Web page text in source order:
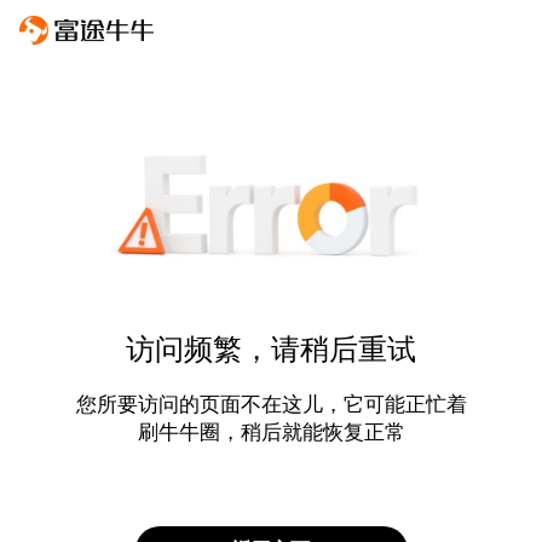
访问频繁，请稍后重试
您所要访问的页面不在这儿，它可能正忙着
刷牛牛圈，稍后就能恢复正常